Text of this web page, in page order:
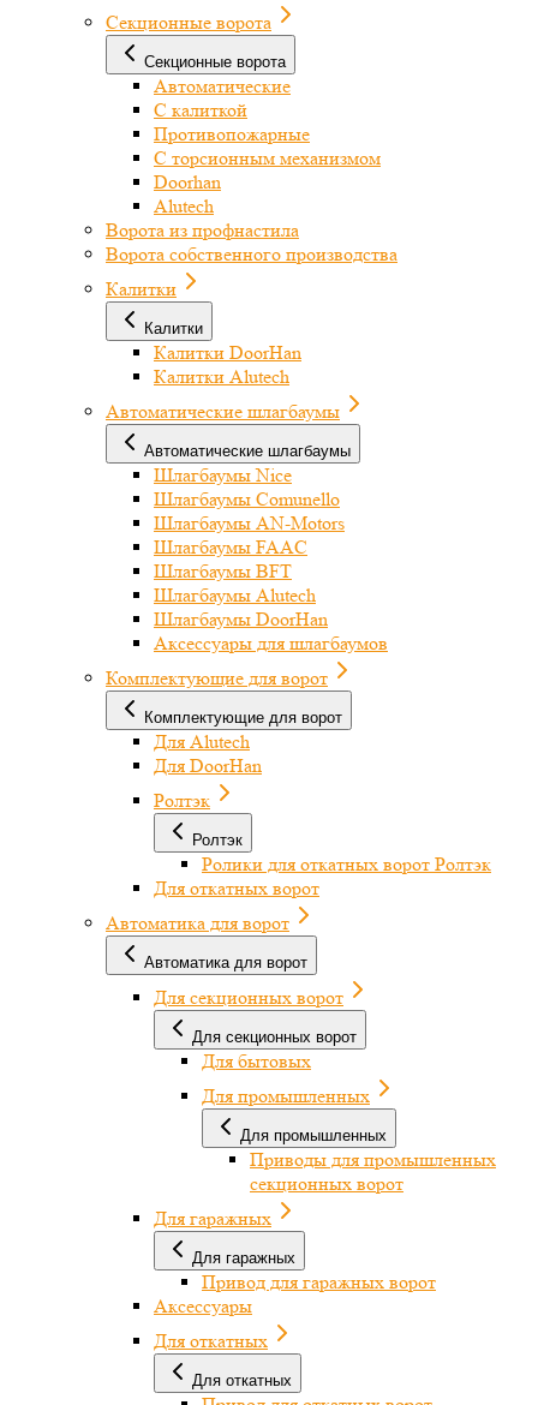
Секционные ворота
Секционные ворота
Автоматические
С калиткой
Противопожарные
С торсионным механизмом
Doorhan
Alutech
Ворота из профнастила
Ворота собственного производства
Калитки
Калитки
Калитки DoorHan
Калитки Alutech
Автоматические шлагбаумы
Автоматические шлагбаумы
Шлагбаумы Nice
Шлагбаумы Comunello
Шлагбаумы AN-Motors
Шлагбаумы FAAC
Шлагбаумы BFT
Шлагбаумы Alutech
Шлагбаумы DoorHan
Аксессуары для шлагбаумов
Комплектующие для ворот
Комплектующие для ворот
Для Alutech
Для DoorHan
Ролтэк
Ролтэк
Ролики для откатных ворот Ролтэк
Для откатных ворот
Автоматика для ворот
Автоматика для ворот
Для секционных ворот
Для секционных ворот
Для бытовых
Для промышленных
Для промышленных
Приводы для промышленных
секционных ворот
Для гаражных
Для гаражных
Привод для гаражных ворот
Аксессуары
Для откатных
Для откатных